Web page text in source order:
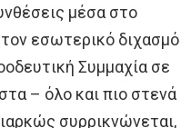
μέσα στο
εσωτερικό διχασμό
Συμμαχία σε
– όλο και πιο στενά
συρρικνώνεται,